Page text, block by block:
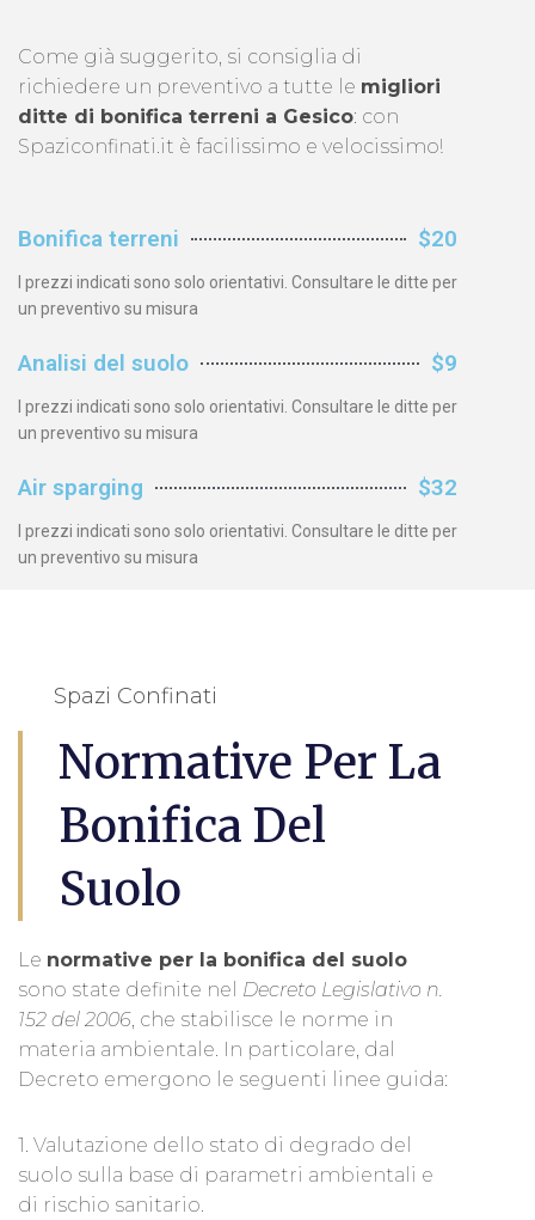
Come già suggerito, si consiglia di
richiedere un preventivo a tutte le migliori
ditte di bonifica terreni a Gesico: con
Spaziconfinati.it è facilissimo e velocissimo!
Bonifica terreni $20
I prezzi indicati sono solo orientativi. Consultare le ditte per
un preventivo su misura
Analisi del suolo $9
I prezzi indicati sono solo orientativi. Consultare le ditte per
un preventivo su misura
Air sparging $32
I prezzi indicati sono solo orientativi. Consultare le ditte per
un preventivo su misura
Spazi Confinati
Normative Per La
Bonifica Del
Suolo
Le normative per la bonifica del suolo
sono state definite nel Decreto Legislativo n.
152 del 2006, che stabilisce le norme in
materia ambientale. In particolare, dal
Decreto emergono le seguenti linee guida:
1. Valutazione dello stato di degrado del
suolo sulla base di parametri ambientali e
di rischio sanitario.